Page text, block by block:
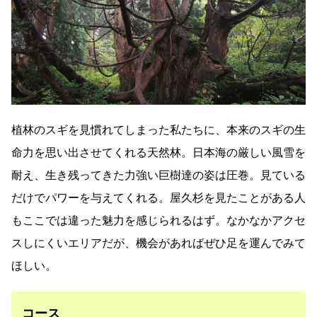
植林のスギを見慣れてしまった私たちに、本来のスギの生
命力を思い出させてくれる天然林。日本海の厳しい風雪を
耐え、生き残ってきた力強い巨樹達の姿は圧巻。見ている
だけでパワーを与えてくれる。屋久杉を見たことがある人
もここでは違った魅力を感じられるはず。なかなかアクセ
スしにくいエリアだが、機会があればぜひ足を運んでみて
ほしい。
コース